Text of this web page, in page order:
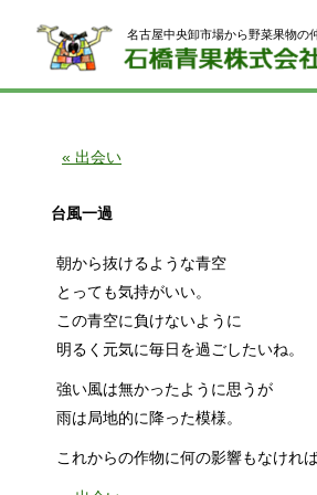
名古屋中央卸市場から野菜果物の
« 出会い
台風一過
朝から抜けるような青空
とっても気持がいい。
この青空に負けないように
明るく元気に毎日を過ごしたいね。
強い風は無かったように思うが
雨は局地的に降った模様。
これからの作物に何の影響もなけれ